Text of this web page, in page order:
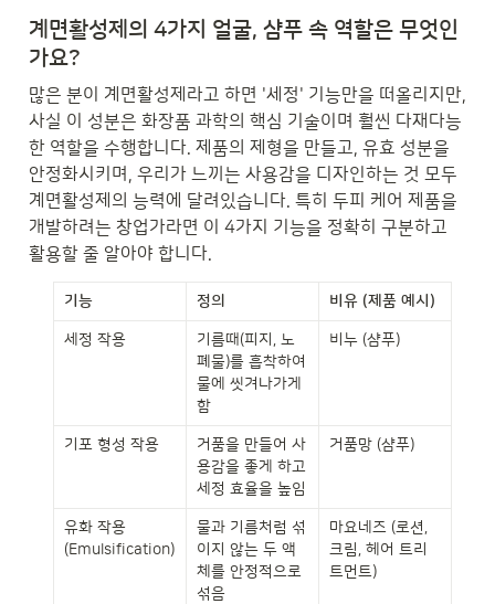
계면활성제의 4가지 얼굴, 샴푸 속 역할은 무엇인
가요?
많은 분이 계면활성제라고 하면 '세정' 기능만을 떠올리지만,
사실 이 성분은 화장품 과학의 핵심 기술이며 훨씬 다재다능
한 역할을 수행합니다. 제품의 제형을 만들고, 유효 성분을
안정화시키며, 우리가 느끼는 사용감을 디자인하는 것 모두
계면활성제의 능력에 달려있습니다. 특히 두피 케어 제품을
개발하려는 창업가라면 이 4가지 기능을 정확히 구분하고
활용할 줄 알아야 합니다.
기능 정의 비유 (제품 예시)
세정 작용
기름때(피지, 노
폐물)를 흡착하여
물에 씻겨나가게
함
비누 (샴푸)
기포 형성 작용
거품을 만들어 사
용감을 좋게 하고
세정 효율을 높임
거품망 (샴푸)
유화 작용
(Emulsification)
물과 기름처럼 섞
이지 않는 두 액
체를 안정적으로
섞음
마요네즈 (로션,
크림, 헤어 트리
트먼트)